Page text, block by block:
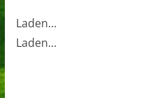
Laden…
Laden…